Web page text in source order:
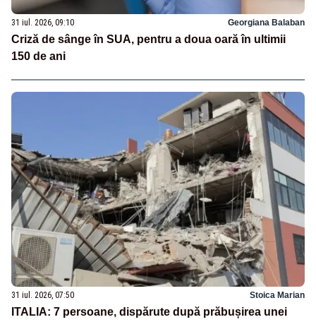
31 iul. 2026, 09:10 Georgiana Balaban
Criză de sânge în SUA, pentru a doua oară în ultimii
150 de ani
31 iul. 2026, 07:50 Stoica Marian
ITALIA: 7 persoane, dispărute după prăbușirea unei